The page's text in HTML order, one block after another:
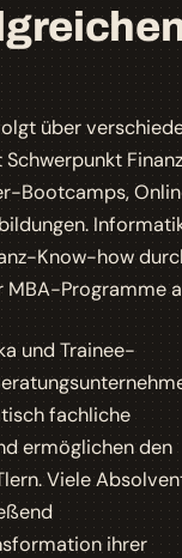
über
Bootcamps,
Know-how
MBA-Programme
und Trainee-
fachliche
ermöglichen den
Viele
ihrer